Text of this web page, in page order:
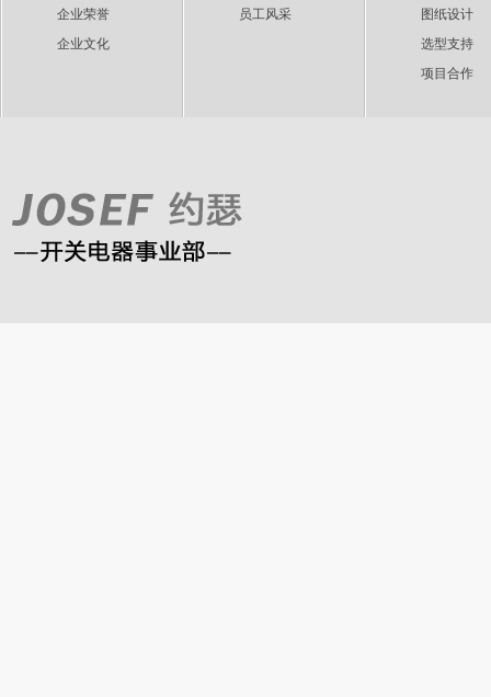
企业荣誉
企业文化
员工风采
图纸设计
选型支持
项目合作